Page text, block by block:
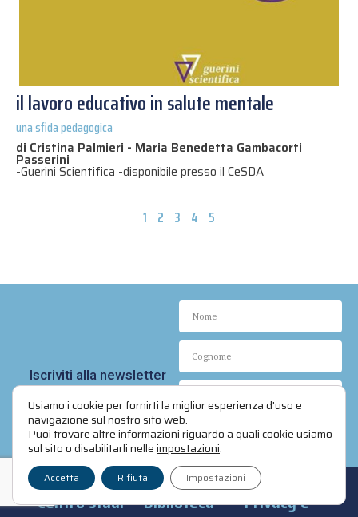
il lavoro educativo in salute mentale
una sfida pedagogica
di Cristina Palmieri - Maria Benedetta Gambacorti
Passerini
-Guerini Scientifica -disponibile presso il CeSDA
1 2 3 4 5
Iscriviti alla newsletter
Invia
Centro studi Biblioteca Privacy e
Usiamo i cookie per fornirti la miglior esperienza d'uso e
navigazione sul nostro sito web.
Puoi trovare altre informazioni riguardo a quali cookie usiamo
sul sito o disabilitarli nelleimpostazioni.
Accetta Rifiuta Impostazioni